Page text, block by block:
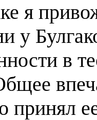
я
у
в
принял